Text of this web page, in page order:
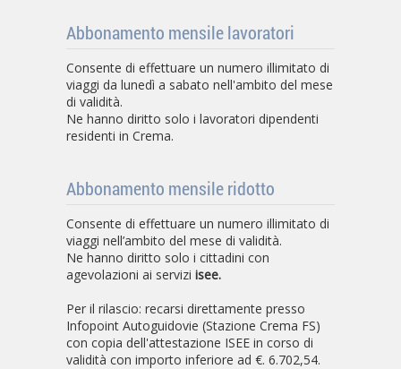
Abbonamento mensile lavoratori
Consente di effettuare un numero illimitato di
viaggi da lunedì a sabato nell'ambito del mese
di validità.
Ne hanno diritto solo i lavoratori dipendenti
residenti in Crema.
Abbonamento mensile ridotto
Consente di effettuare un numero illimitato di
viaggi nell’ambito del mese di validità.
Ne hanno diritto solo i cittadini con
agevolazioni ai servizi isee.
Per il rilascio: recarsi direttamente presso
Infopoint Autoguidovie (Stazione Crema FS)
con copia dell'attestazione ISEE in corso di
validità con importo inferiore ad €. 6.702,54.